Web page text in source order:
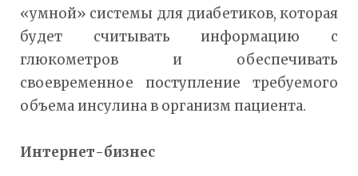
«умной» системы для диабетиков, которая
будет считывать информацию с
глюкометров и обеспечивать
своевременное поступление требуемого
объема инсулина в организм пациента.
Интернет-бизнес